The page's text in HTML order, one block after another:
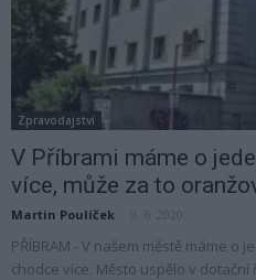
Zpravodajství
V Příbrami máme o
více, může za to
Martin Poulíček
PŘÍBRAM - V našem městě máme
chodce více. Město uspělo v